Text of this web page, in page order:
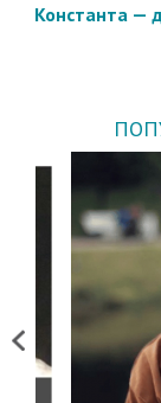
Константа —
Previous